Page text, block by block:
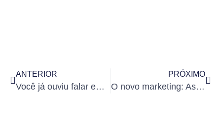
ANTERIOR
Você já ouviu falar em criptomoedas?
PRÓXIMO
O novo marketing: As regras do jogo mudaram